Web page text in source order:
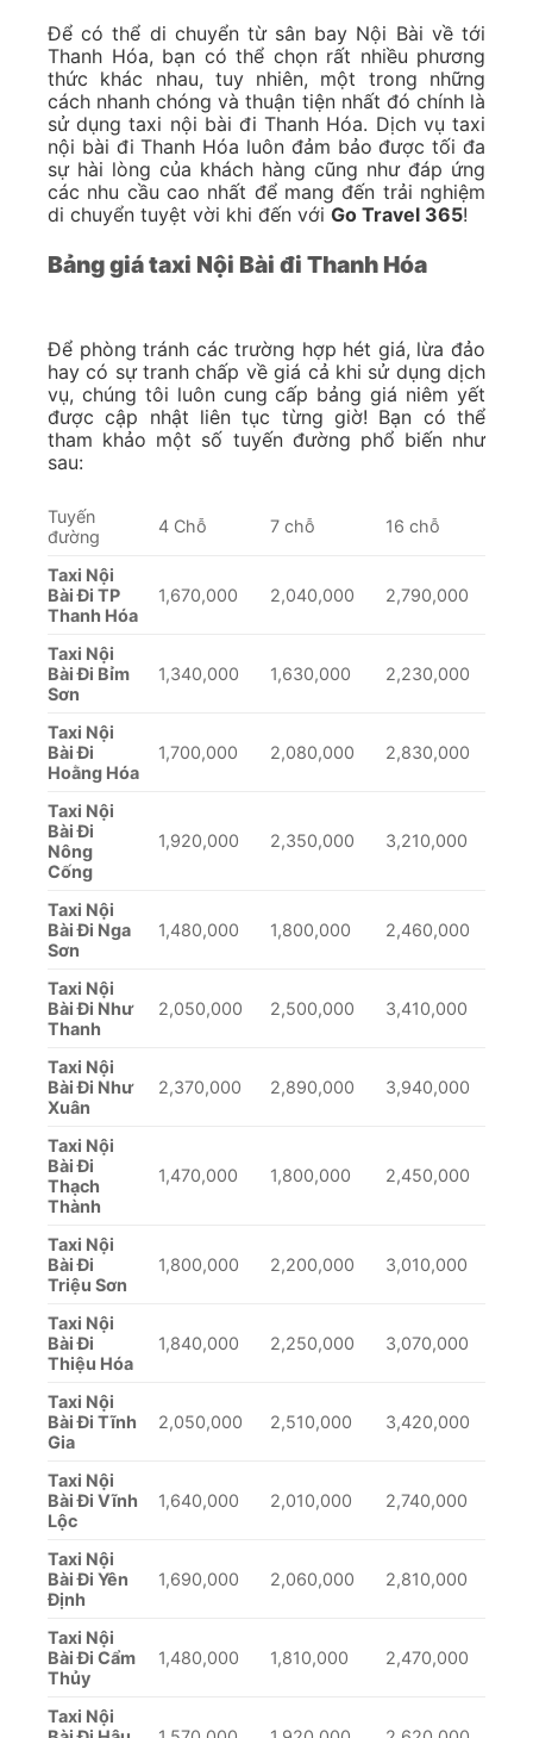
Để có thể di chuyển từ sân bay Nội Bài về tới
Thanh Hóa, bạn có thể chọn rất nhiều phương
thức khác nhau, tuy nhiên, một trong những
cách nhanh chóng và thuận tiện nhất đó chính là
sử dụng taxi nội bài đi Thanh Hóa. Dịch vụ taxi
nội bài đi Thanh Hóa luôn đảm bảo được tối đa
sự hài lòng của khách hàng cũng như đáp ứng
các nhu cầu cao nhất để mang đến trải nghiệm
di chuyển tuyệt vời khi đến với Go Travel 365!
Bảng giá taxi Nội Bài đi Thanh Hóa
Để phòng tránh các trường hợp hét giá, lừa đảo
hay có sự tranh chấp về giá cả khi sử dụng dịch
vụ, chúng tôi luôn cung cấp bảng giá niêm yết
được cập nhật liên tục từng giờ! Bạn có thể
tham khảo một số tuyến đường phổ biến như
sau:
Tuyến
đường
4 Chỗ 7 chỗ 16 chỗ
Taxi Nội
Bài Đi TP
Thanh Hóa
1,670,000 2,040,000 2,790,000
Taxi Nội
Bài Đi Bỉm
Sơn
1,340,000 1,630,000 2,230,000
Taxi Nội
Bài Đi
Hoằng Hóa
1,700,000 2,080,000 2,830,000
Taxi Nội
Bài Đi
Nông
Cống
1,920,000 2,350,000 3,210,000
Taxi Nội
Bài Đi Nga
Sơn
1,480,000 1,800,000 2,460,000
Taxi Nội
Bài Đi Như
Thanh
2,050,000 2,500,000 3,410,000
Taxi Nội
Bài Đi Như
Xuân
2,370,000 2,890,000 3,940,000
Taxi Nội
Bài Đi
Thạch
Thành
1,470,000 1,800,000 2,450,000
Taxi Nội
Bài Đi
Triệu Sơn
1,800,000 2,200,000 3,010,000
Taxi Nội
Bài Đi
Thiệu Hóa
1,840,000 2,250,000 3,070,000
Taxi Nội
Bài Đi Tĩnh
Gia
2,050,000 2,510,000 3,420,000
Taxi Nội
Bài Đi Vĩnh
Lộc
1,640,000 2,010,000 2,740,000
Taxi Nội
Bài Đi Yên
Định
1,690,000 2,060,000 2,810,000
Taxi Nội
Bài Đi Cẩm
Thủy
1,480,000 1,810,000 2,470,000
Taxi Nội